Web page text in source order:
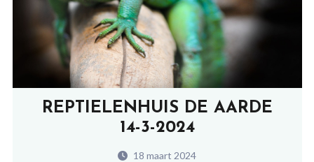
REPTIELENHUIS DE AARDE
14-3-2024
18 maart 2024